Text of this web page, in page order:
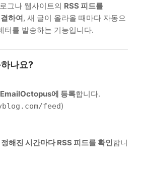
그나 웹사이트의 RSS 피드를
하여, 새 글이 올라올 때마다 자동으
터를 발송하는 기능입니다.
나요?
EmailOctopus에 등록합니다.
feed)
정해진 시간마다 RSS 피드를 확인합니